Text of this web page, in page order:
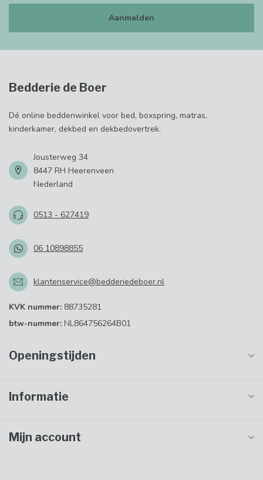
Aanmelden
Bedderie de Boer
Dé online beddenwinkel voor bed, boxspring, matras,
kinderkamer, dekbed en dekbedovertrek.
Jousterweg 34
8447 RH Heerenveen
Nederland
0513 - 627419
06 10898855
klantenservice@bedderiedeboer.nl
KVK nummer: 88735281
btw-nummer: NL864756264B01
Openingstijden
Informatie
Mijn account